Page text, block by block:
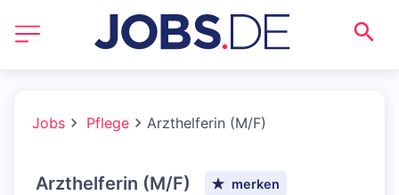
Jobs Pflege Arzthelferin (M/F)
Arzthelferin (M/F) merken